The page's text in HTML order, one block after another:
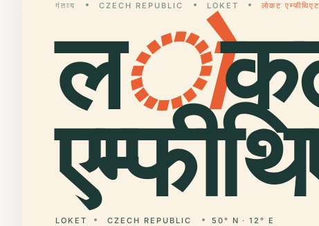
गंतव्य CZECH REPUBLIC LOKET लोकट
लो
LOKET CZECH REPUBLIC 50° N · 12° E